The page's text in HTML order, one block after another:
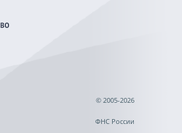
© 2005-2026
ФНС России